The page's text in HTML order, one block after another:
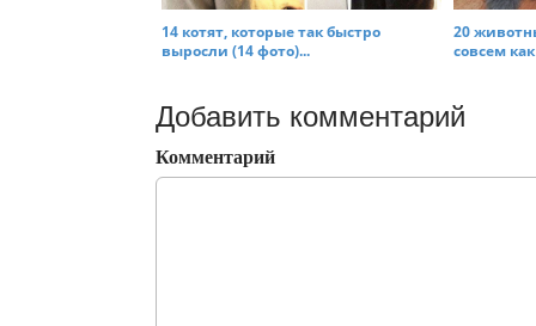
14 котят, которые так быстро
выросли (14 фото)...
20
совсем
Добавить комментарий
Комментарий